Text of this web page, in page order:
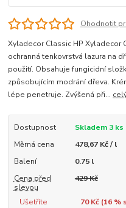
Ohodnotit
Xyladecor Classic HP Xyladecor
ochranná tenkovrstvá lazura na
použití. Obsahuje fungicidní
způsobujícím modrání dřeva.
lépe penetruje. Zvýšená při...
Dostupnost
Skladem 3 ks
Měrná cena
478,67 Kč / l
Balení
0.75 l
Cena před
slevou
429 Kč
Ušetříte 70 Kč (16%